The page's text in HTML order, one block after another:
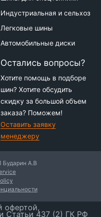
Индустриальная и сельхоз
Легковые шины
Автомобильные диски
Остались вопросы?
Хотите помощь в подборе
шин? Хотите обсудить
скидку за большой объем
заказа? Поможем!
Оставить заявку
менеджеру
Бударин А.В
офертой,
Статьи 437 (2) ГК РФ